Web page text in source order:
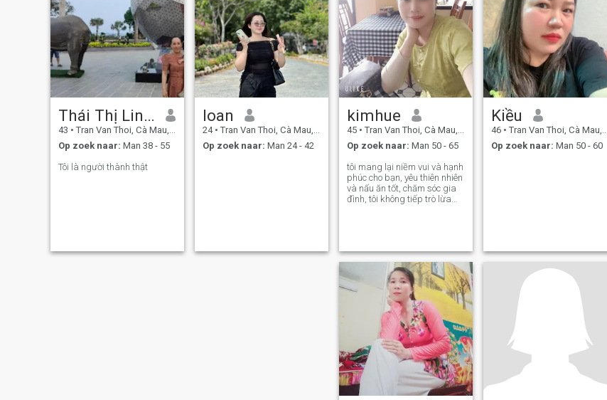
Thái Thị Linh Phương
43 • Tran Van Thoi, Cà Mau, Vietnam
Op zoek naar: Man 38 - 55
Tôi là người thành thật
loan
24 • Tran Van Thoi, Cà Mau, Vietnam
Op zoek naar: Man 24 - 42
kimhue
45 • Tran Van Thoi, Cà Mau, Vietnam
Op zoek naar: Man 50 - 65
tôi mang lại niềm vui và hạnh
phúc cho bạn, yêu thiên nhiên
và nấu ăn tốt, chăm sóc gia
đình, tôi không tiếp trò lừa
Kiều
46 • Tran Van Thoi, Cà Mau, Vietnam
Op zoek naar: Man 50 - 60